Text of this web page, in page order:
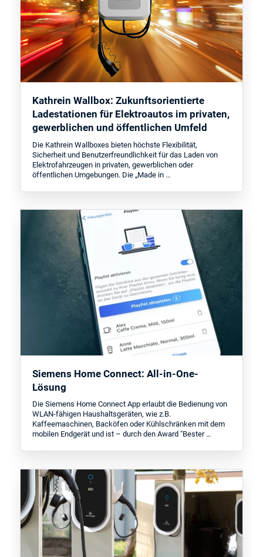
Kathrein Wallbox: Zukunftsorientierte
Ladestationen für Elektroautos im privaten,
gewerblichen und öffentlichen Umfeld
Die Kathrein Wallboxes bieten höchste Flexibilität,
Sicherheit und Benutzerfreundlichkeit für das Laden von
Elektrofahrzeugen in privaten, gewerblichen oder
öffentlichen Umgebungen. Die „Made in …
Siemens Home Connect: All-in-One-
Lösung
Die Siemens Home Connect App erlaubt die Bedienung von
WLAN-fähigen Haushaltsgeräten, wie z.B.
Kaffeemaschinen, Backöfen oder Kühlschränken mit dem
mobilen Endgerät und ist – durch den Award "Bester …